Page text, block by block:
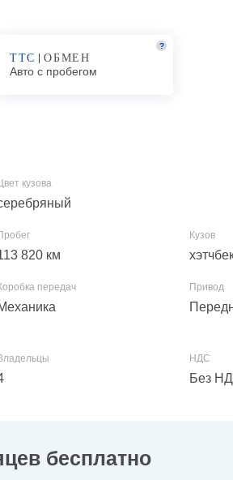
ТТС ОБМЕН
Авто с пробегом
?
820 км
Без
бесплатно